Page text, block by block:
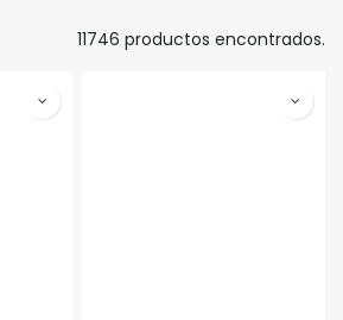
11746 productos encontrados.